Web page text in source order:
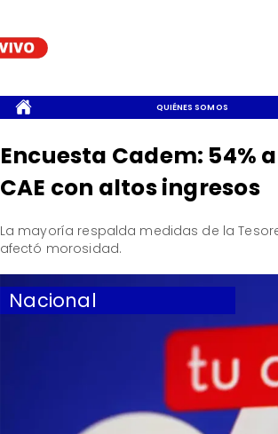
QUIÉNES SOMOS
Nacional
Encuesta Cadem: 54%
CAE con altos ingresos
La mayoría respalda medidas de la
afectó morosidad.